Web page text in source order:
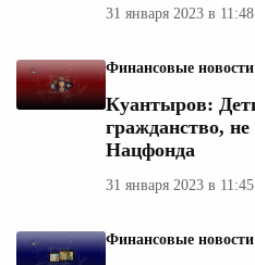
31 января 2023 в 11:48
Финансовые новости
Куантыров:
гражданство, не
Нацфонда
31 января 2023 в 11:45
Финансовые новости